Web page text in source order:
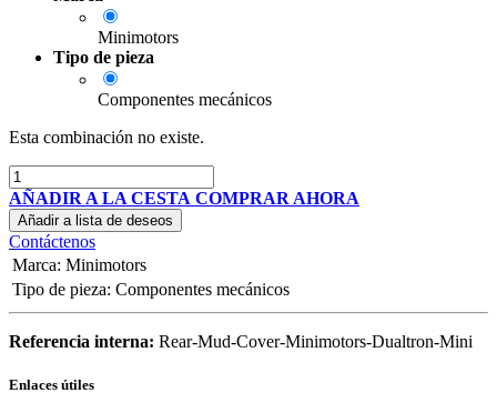
Minimotors
Tipo de pieza
Componentes mecánicos
Esta combinación no existe.
AÑADIR A LA CESTA COMPRAR AHORA
Añadir a lista de deseos
Contáctenos
Marca: Minimotors
Tipo de pieza: Componentes mecánicos
Referencia interna: Rear-Mud-Cover-Minimotors-Dualtron-Mini
Enlaces útiles